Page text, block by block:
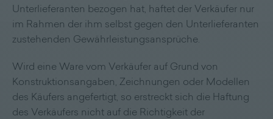
Unterlieferanten bezogen hat, haftet der Verkäufer nur
im Rahmen der ihm selbst gegen den Unterlieferanten
zustehenden Gewährleistungsansprüche.
Wird eine Ware vom Verkäufer auf Grund von
Konstruktionsangaben, Zeichnungen oder Modellen
des Käufers angefertigt, so erstreckt sich die Haftung
des Verkäufers nicht auf die Richtigkeit der